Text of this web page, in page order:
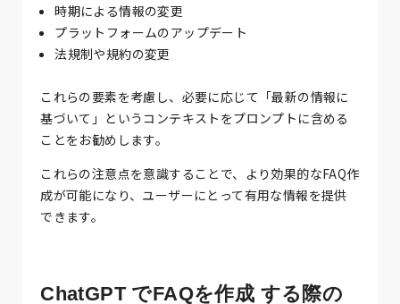
時期による情報の変更
プラットフォームのアップデート
法規制や規約の変更
これらの要素を考慮し、必要に応じて「最新の情報に
基づいて」というコンテキストをプロンプトに含める
ことをお勧めします。
これらの注意点を意識することで、より効果的なFAQ作
成が可能になり、ユーザーにとって有用な情報を提供
できます。
ChatGPT でFAQを作成 する際の